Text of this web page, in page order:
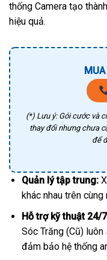
thống Camera tạo
hiệu quả.
(*) Lưu ý: Gói cước và
thay đổi nhưng chưa
để
Quản lý tập trung:
khác nhau trên
Hỗ trợ kỹ thuật 24/
Sóc Trăng (Cũ)
đảm bảo hệ thống